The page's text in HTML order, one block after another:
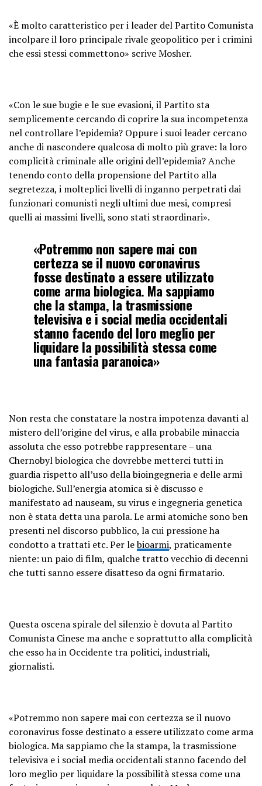
«È molto caratteristico per i leader del Partito Comunista
incolpare il loro principale rivale geopolitico per i crimini
che essi stessi commettono» scrive Mosher.
«Con le sue bugie e le sue evasioni, il Partito sta
semplicemente cercando di coprire la sua incompetenza
nel controllare l’epidemia? Oppure i suoi leader cercano
anche di nascondere qualcosa di molto più grave: la loro
complicità criminale alle origini dell’epidemia? Anche
tenendo conto della propensione del Partito alla
segretezza, i molteplici livelli di inganno perpetrati dai
funzionari comunisti negli ultimi due mesi, compresi
quelli ai massimi livelli, sono stati straordinari».
«Potremmo non sapere mai con
certezza se il nuovo coronavirus
fosse destinato a essere utilizzato
come arma biologica. Ma sappiamo
che la stampa, la trasmissione
televisiva e i social media occidentali
stanno facendo del loro meglio per
liquidare la possibilità stessa come
una fantasia paranoica»
Non resta che constatare la nostra impotenza davanti al
mistero dell’origine del virus, e alla probabile minaccia
assoluta che esso potrebbe rappresentare – una
Chernobyl biologica che dovrebbe metterci tutti in
guardia rispetto all’uso della bioingegneria e delle armi
biologiche. Sull’energia atomica si è discusso e
manifestato ad nauseam, su virus e ingegneria genetica
non è stata detta una parola. Le armi atomiche sono ben
presenti nel discorso pubblico, la cui pressione ha
condotto a trattati etc. Per lebioarmi, praticamente
niente: un paio di film, qualche tratto vecchio di decenni
che tutti sanno essere disatteso da ogni firmatario.
Questa oscena spirale del silenzio è dovuta al Partito
Comunista Cinese ma anche e soprattutto alla complicità
che esso ha in Occidente tra politici, industriali,
giornalisti.
«Potremmo non sapere mai con certezza se il nuovo
coronavirus fosse destinato a essere utilizzato come arma
biologica. Ma sappiamo che la stampa, la trasmissione
televisiva e i social media occidentali stanno facendo del
loro meglio per liquidare la possibilità stessa come una